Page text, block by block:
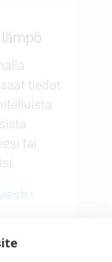
tiedot
tai